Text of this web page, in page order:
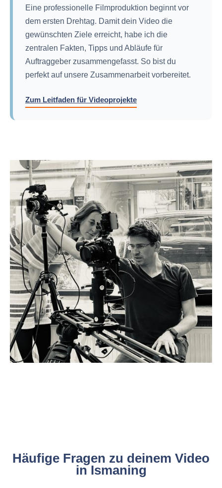
Eine professionelle Filmproduktion beginnt vor
dem ersten Drehtag. Damit dein Video die
gewünschten Ziele erreicht, habe ich die
zentralen Fakten, Tipps und Abläufe für
Auftraggeber zusammengefasst. So bist du
perfekt auf unsere Zusammenarbeit vorbereitet.
Zum Leitfaden für Videoprojekte
Häufige Fragen zu deinem Video
in Ismaning